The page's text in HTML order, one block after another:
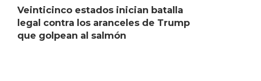
Veinticinco estados inician batalla
legal contra los aranceles de Trump
que golpean al salmón